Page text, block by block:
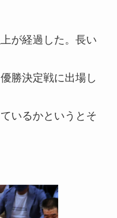
が経過した。長い
勝決定戦に出場し
いるかというとそ